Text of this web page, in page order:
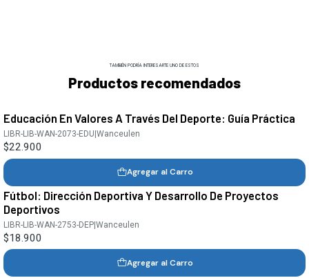
TAMBIÉN PODRÍA INTERESARTE UNO DE ESTOS
Productos recomendados
Educación En Valores A Través Del Deporte: Guía Práctica
LIBR-LIB-WAN-2073-EDU |Wanceulen
$22.900
Agregar al Carro
Fútbol: Dirección Deportiva Y Desarrollo De Proyectos
Deportivos
LIBR-LIB-WAN-2753-DEP|Wanceulen
$18.900
Agregar al Carro